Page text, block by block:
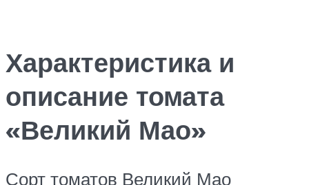
Характеристика и
описание томата
«Великий Мао»
Сорт томатов Великий Мао